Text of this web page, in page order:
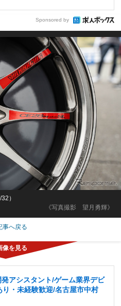
Sponsored by
《写真撮影 望月勇輝》
）
事へ戻る
アシスタント/ゲーム業界デビ
・未経験歓迎/名古屋市中村